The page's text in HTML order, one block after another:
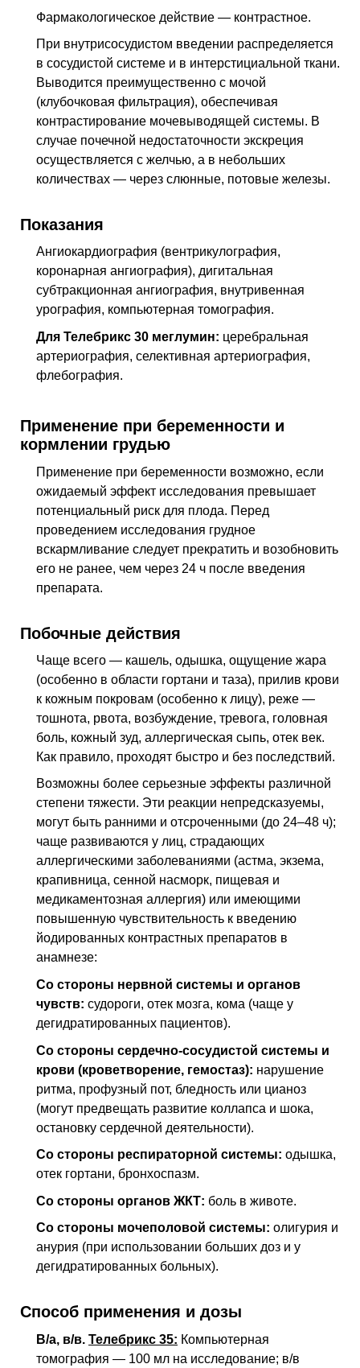
Фармакологическое действие — контрастное.
При внутрисосудистом введении распределяется
в сосудистой системе и в интерстициальной ткани.
Выводится преимущественно с мочой
(клубочковая фильтрация), обеспечивая
контрастирование мочевыводящей системы. В
случае почечной недостаточности экскреция
осуществляется с желчью, а в небольших
количествах — через слюнные, потовые железы.
Показания
Ангиокардиография (вентрикулография,
коронарная ангиография), дигитальная
субтракционная ангиография, внутривенная
урография, компьютерная томография.
Для Телебрикс 30 меглумин: церебральная
артериография, селективная артериография,
флебография.
Применение при беременности и
кормлении грудью
Применение при беременности возможно, если
ожидаемый эффект исследования превышает
потенциальный риск для плода. Перед
проведением исследования грудное
вскармливание следует прекратить и возобновить
его не ранее, чем через 24 ч после введения
препарата.
Побочные действия
Чаще всего — кашель, одышка, ощущение жара
(особенно в области гортани и таза), прилив крови
к кожным покровам (особенно к лицу), реже —
тошнота, рвота, возбуждение, тревога, головная
боль, кожный зуд, аллергическая сыпь, отек век.
Как правило, проходят быстро и без последствий.
Возможны более серьезные эффекты различной
степени тяжести. Эти реакции непредсказуемы,
могут быть ранними и отсроченными (до 24–48 ч);
чаще развиваются у лиц, страдающих
аллергическими заболеваниями (астма, экзема,
крапивница, сенной насморк, пищевая и
медикаментозная аллергия) или имеющими
повышенную чувствительность к введению
йодированных контрастных препаратов в
анамнезе:
Со стороны нервной системы и органов
чувств: судороги, отек мозга, кома (чаще у
дегидратированных пациентов).
Со стороны сердечно-сосудистой системы и
крови (кроветворение, гемостаз): нарушение
ритма, профузный пот, бледность или цианоз
(могут предвещать развитие коллапса и шока,
остановку сердечной деятельности).
Со стороны респираторной системы: одышка,
отек гортани, бронхоспазм.
Со стороны органов ЖКТ: боль в животе.
Со стороны мочеполовой системы: олигурия и
анурия (при использовании больших доз и у
дегидратированных больных).
Способ применения и дозы
В/а, в/в. Телебрикс 35: Компьютерная
томография — 100 мл на исследование; в/в